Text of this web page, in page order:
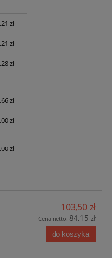
zł
zł
zł
zł
zł
zł
103,50 zł
Cena netto: 84,15 zł
do koszyka